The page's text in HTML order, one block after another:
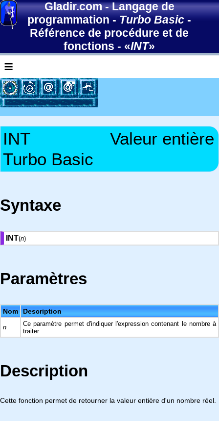
Gladir.com-Langage de
programmation-Turbo Basic-
Référence de procédure et de
fonctions - «INT»
≡
INT
Valeur entière
Turbo Basic
Syntaxe
INT(n)
Paramètres
Nom Description
n
Ce paramètre permet d'indiquer l'expression contenant le nombre à
traiter
Description
Cette fonction permet de retourner la valeur entière d'un nombre réel.